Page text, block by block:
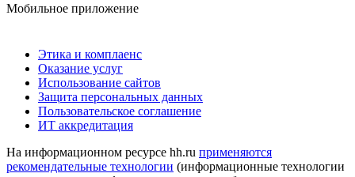
Мобильное приложение
Этика и комплаенс
Оказание услуг
Использование сайтов
Защита персональных данных
Пользовательское соглашение
ИТ аккредитация
На информационном ресурсе hh.ru применяются
рекомендательные технологии (информационные технологии